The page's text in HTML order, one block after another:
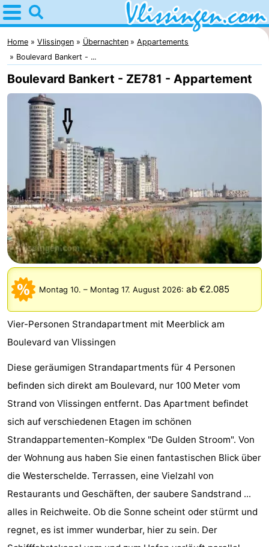
Home
Vlissingen
Tipps
Für
kindern
Übernachten
Appartements
Martina
Campingplätze
Ferienhäuser
-
Duinzicht
-
Galgewei
-
Noordzee
Resort
Vlissingen
-
Strandpark
Zeeland
-
Vebenabos
-
Westduin
Hotels
Zimmer
(mit
Frühstück)
Lastminutes
Strand
Sehen
Home Vlissingen Übernachten
Appartements
Boulevard Bankert - ...
Boulevard Bankert - ZE781 - Appartement
Montag 10. – Montag 17. August 2026: ab €2.085
Vier-Personen Strandapartment mit Meerblick am
Boulevard van Vlissingen
Diese geräumigen Strandapartments für 4 Personen
befinden sich direkt am Boulevard, nur 100 Meter vom
Strand von Vlissingen entfernt. Das Apartment befindet
sich auf verschiedenen Etagen im schönen
Strandappartementen-Komplex "De Gulden Stroom". Von
der Wohnung aus haben Sie einen fantastischen Blick über
die Westerschelde. Terrassen, eine Vielzahl von
Restaurants und Geschäften, der saubere Sandstrand ...
alles in Reichweite. Ob die Sonne scheint oder stürmt und
regnet, es ist immer wunderbar, hier zu sein. Der